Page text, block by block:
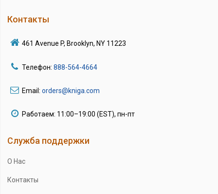
Контакты
461 Avenue P, Brooklyn, NY 11223
Телефон: 888-564-4664
Email: orders@kniga.com
Работаем: 11:00–19:00 (EST), пн-пт
Служба поддержки
О Нас
Контакты